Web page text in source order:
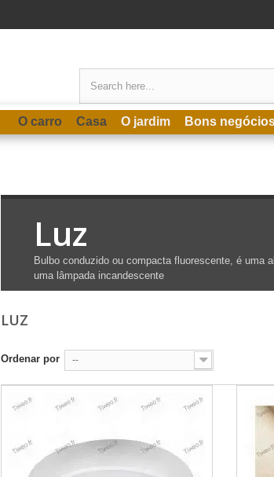
O carro Casa O jardim Bons
Luz
Bulbo conduzido ou compacta fluorescente, é uma
uma lâmpada incandescente
LUZ
Ordenar por --